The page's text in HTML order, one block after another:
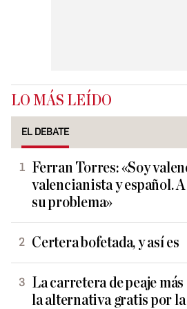
LO MÁS LEÍDO
EL DEBATE
Ferran Torres: «Soy
valencianista y español.
su problema»
Certera bofetada, y así es
La carretera de peaje
la alternativa gratis por la